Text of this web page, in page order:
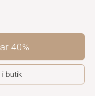
40%
butik